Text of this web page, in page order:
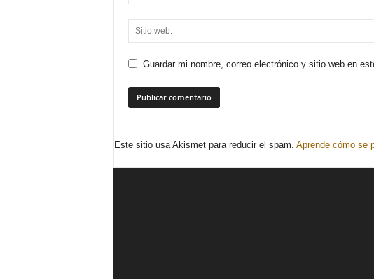
Guardar mi nombre, correo electrónico y sitio web en
Este sitio usa Akismet para reducir el spam. Aprende cómo se